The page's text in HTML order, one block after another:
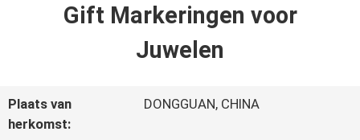
FABRIEKSREIS
Gift Markeringen voor
Juwelen
Plaats van
herkomst:
DONGGUAN, CHINA